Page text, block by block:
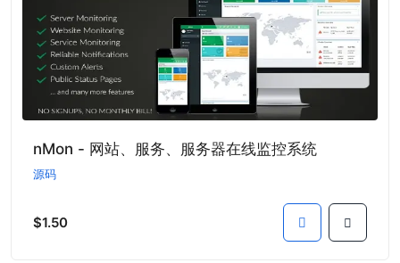
nMon - 网站、服务、服务器在线监控系统
源码
$1.50